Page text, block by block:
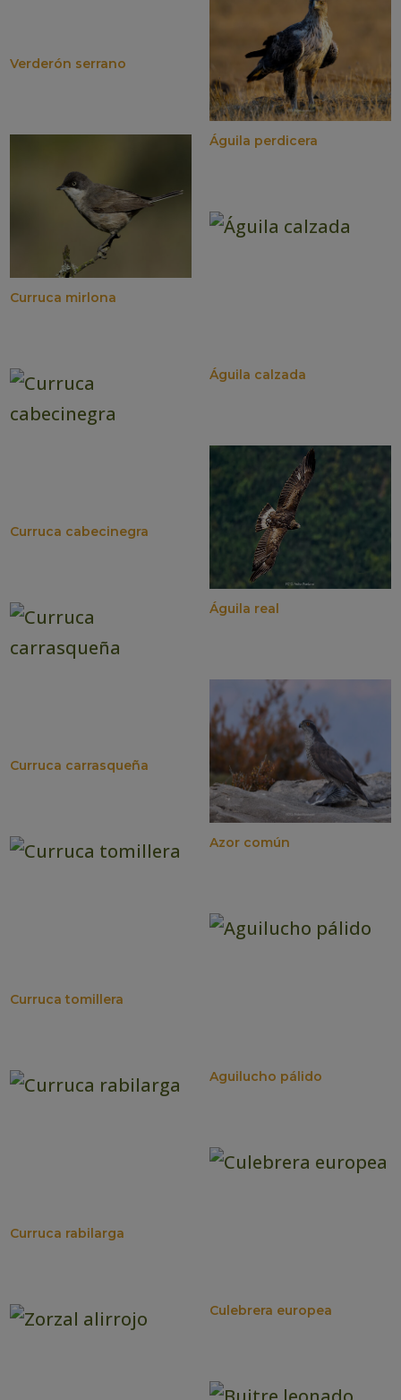
Verderón serrano
Curruca mirlona
Curruca cabecinegra
Curruca carrasqueña
Curruca tomillera
Curruca rabilarga
Águila perdicera
Águila calzada
Águila real
Azor común
Aguilucho pálido
Culebrera europea